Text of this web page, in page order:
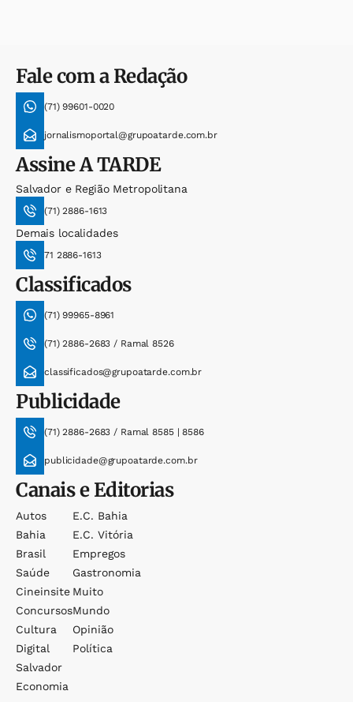
Fale com a Redação
(71) 99601-0020
jornalismoportal@grupoatarde.com.br
AssineA TARDE
Salvador e Região Metropolitana
(71) 2886-1613
Demais localidades
71 2886-1613
Classificados
(71) 99965-8961
(71) 2886-2683 / Ramal 8526
classificados@grupoatarde.com.br
Publicidade
(71) 2886-2683 / Ramal 8585 | 8586
publicidade@grupoatarde.com.br
Canais e Editorias
Autos
Bahia
Brasil
Saúde
Cineinsite
Concursos
Cultura
Digital
Salvador
Economia
E.c. Bahia
E.c. Vitória
Empregos
Gastronomia
Muito
Mundo
Opinião
Política